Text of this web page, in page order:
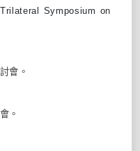
Symposium on
會。
。